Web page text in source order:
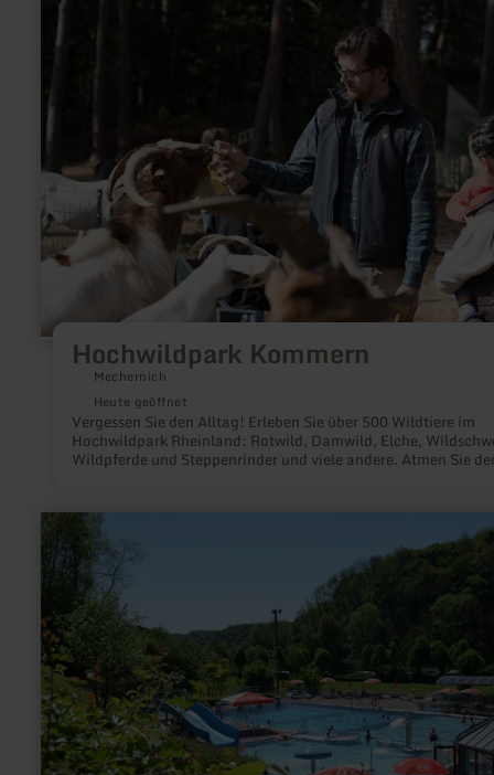
Hochwildpark Kommern
Mechernich
Heute geöffnet
Vergessen Sie den Alltag! Erleben Sie über 500 Wildtiere im
Hochwildpark Rheinland: Rotwild, Damwild, Elche,
Wildpferde und Steppenrinder und viele andere. Atmen Sie
erfahren
Hochwildpark
erfahren
zu:
Freibad
Oberweis